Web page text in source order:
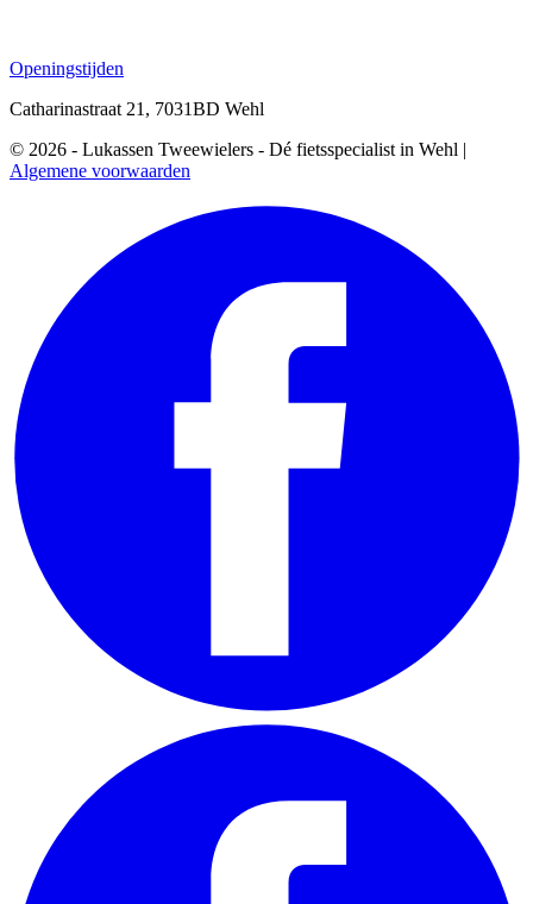
Openingstijden
Catharinastraat 21, 7031BD Wehl
© 2026 - Lukassen Tweewielers - Dé fietsspecialist in Wehl |
Algemene voorwaarden